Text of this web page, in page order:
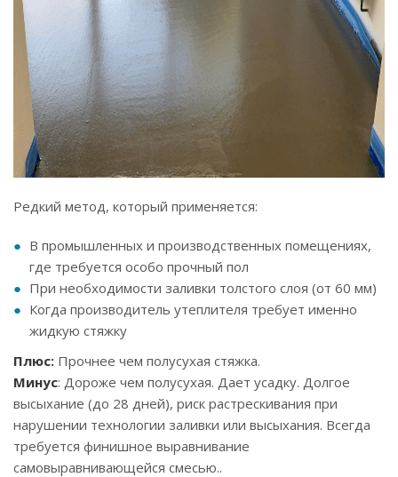
Редкий метод, который применяется:
В промышленных и производственных помещениях,
где требуется особо прочный пол
При необходимости заливки толстого слоя (от 60 мм)
Когда производитель утеплителя требует именно
жидкую стяжку
Плюс: Прочнее чем полусухая стяжка.
Минус: Дороже чем полусухая. Дает усадку. Долгое
высыхание (до 28 дней), риск растрескивания при
нарушении технологии заливки или высыхания. Всегда
требуется финишное выравнивание
самовыравнивающейся смесью..